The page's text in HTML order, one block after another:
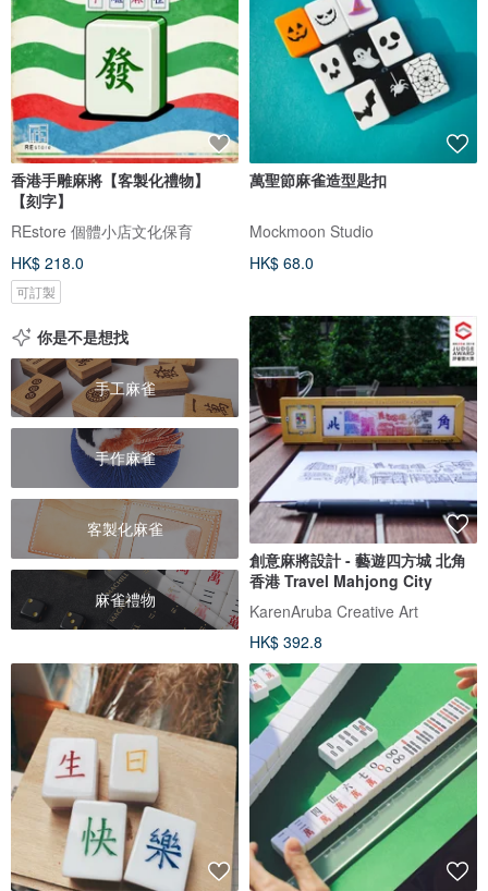
香港手雕麻將【客製化禮物】
【刻字】
REstore 個體小店文化保育
HK$ 218.0
可訂製
萬聖節麻雀造型匙扣
Mockmoon Studio
HK$ 68.0
你是不是想找
手工麻雀
手作麻雀
客製化麻雀
麻雀禮物
創意麻將設計 - 藝遊四方城 北角
香港 Travel Mahjong City
KarenAruba Creative Art
HK$ 392.8